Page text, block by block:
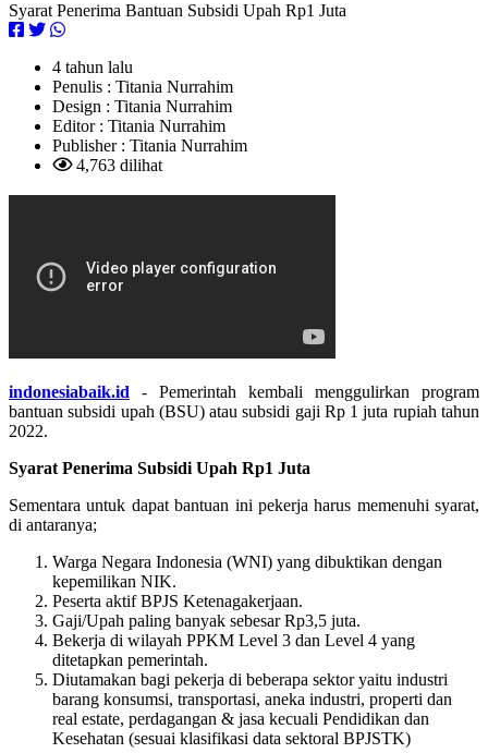
Syarat Penerima Bantuan Subsidi Upah Rp1 Juta
4 tahun lalu
Penulis : Titania Nurrahim
Design : Titania Nurrahim
Editor : Titania Nurrahim
Publisher : Titania Nurrahim
4,763 dilihat
indonesiabaik.id - Pemerintah kembali menggulirkan program
bantuan subsidi upah (BSU) atau subsidi gaji Rp 1 juta rupiah tahun
2022.
Syarat Penerima Subsidi Upah Rp1 Juta
Sementara untuk dapat bantuan ini pekerja harus memenuhi syarat,
di antaranya;
Warga Negara Indonesia (WNI) yang dibuktikan dengan
kepemilikan NIK.
Peserta aktif BPJS Ketenagakerjaan.
Gaji/Upah paling banyak sebesar Rp3,5 juta.
Bekerja di wilayah PPKM Level 3 dan Level 4 yang
ditetapkan pemerintah.
Diutamakan bagi pekerja di beberapa sektor yaitu industri
barang konsumsi, transportasi, aneka industri, properti dan
real estate, perdagangan & jasa kecuali Pendidikan dan
Kesehatan (sesuai klasifikasi data sektoral BPJSTK)